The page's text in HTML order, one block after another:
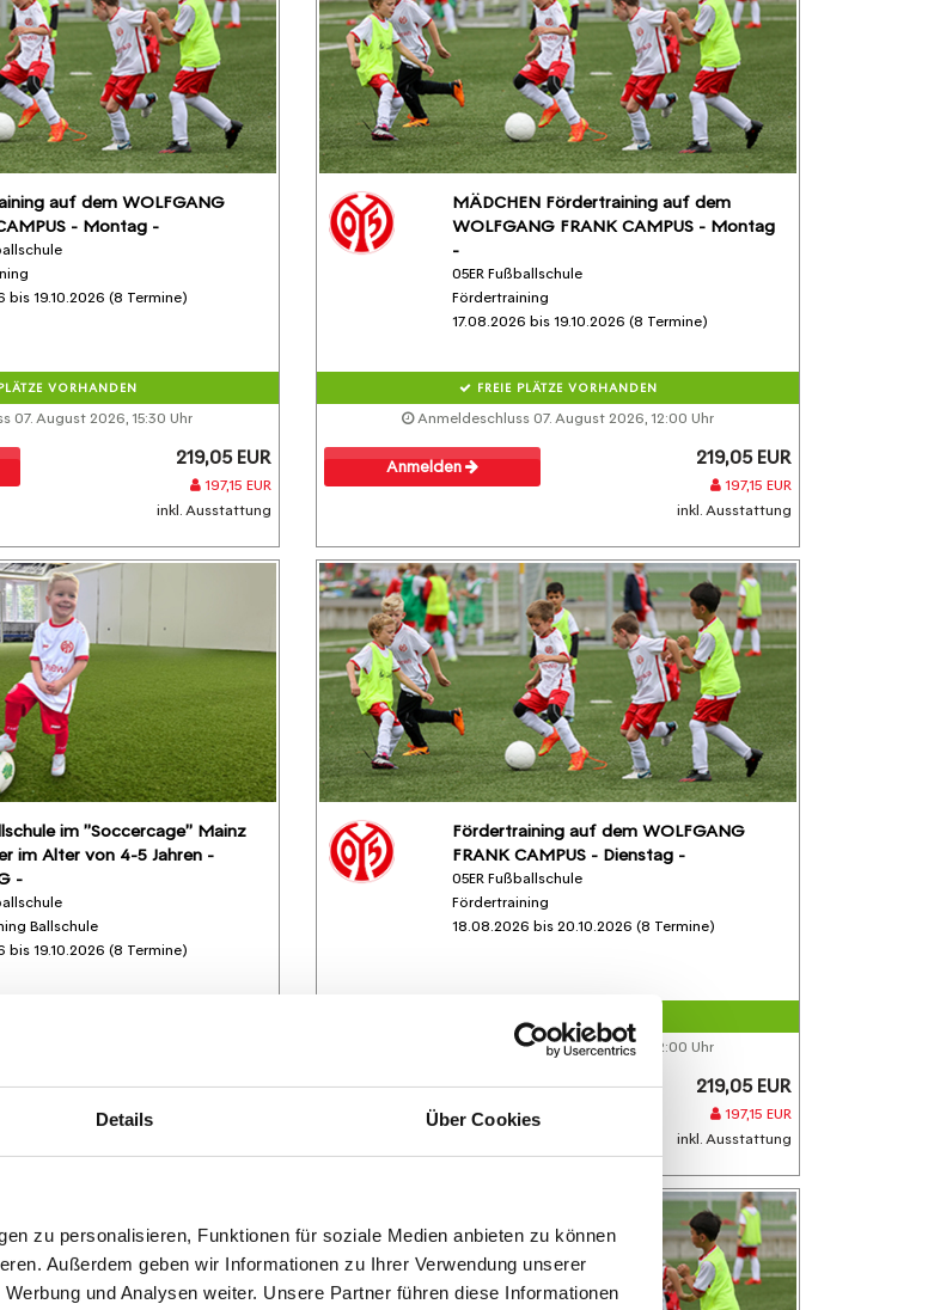
Details Über Cookies
zu personalisieren, Funktionen für soziale Medien anbieten zu können
Außerdem geben wir Informationen zu Ihrer Verwendung unserer
und Analysen weiter. Unsere Partner führen diese Informationen
auf dem WOLFGANG
- Montag -
bis 19.10.2026 (8 Termine)
VORHANDEN
07. August 2026, 15:30 Uhr
219,05 EUR
197,15 EUR
inkl. Ausstattung
MÄDCHEN Fördertraining auf dem
WOLFGANG FRANK CAMPUS - Montag
-
05ER Fußballschule
Fördertraining
17.08.2026 bis 19.10.2026 (8 Termine)
FREIE PLÄTZE VORHANDEN
Anmeldeschluss 07. August 2026, 12:00 Uhr
Anmelden 219,05 EUR
197,15 EUR
inkl. Ausstattung
im "Soccercage" Mainz
im Alter von 4-5 Jahren -
-
Ballschule
bis 19.10.2026 (8 Termine)
219,05 EUR
Fördertraining auf dem WOLFGANG
FRANK CAMPUS - Dienstag -
05ER Fußballschule
Fördertraining
18.08.2026 bis 20.10.2026 (8 Termine)
Anmeldeschluss 07. August 2026, 12:00 Uhr
219,05 EUR
197,15 EUR
inkl. Ausstattung